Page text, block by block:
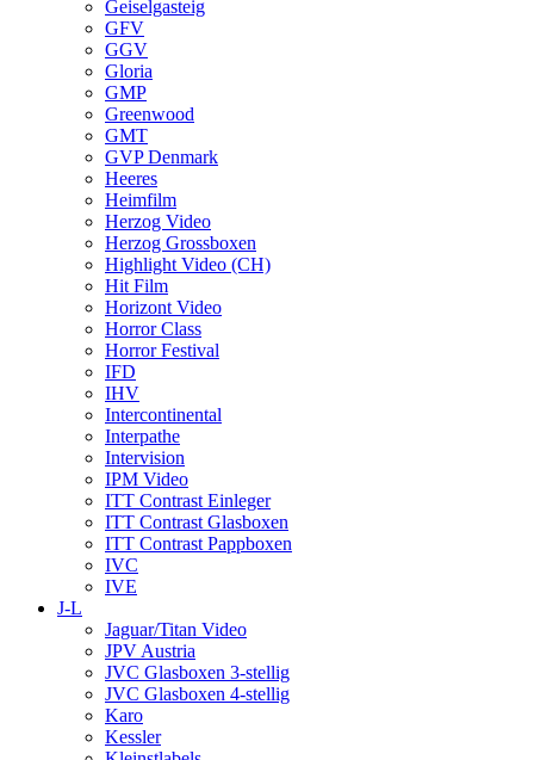
Geiselgasteig
GFV
GGV
Gloria
GMP
Greenwood
GMT
GVP Denmark
Heeres
Heimfilm
Herzog Video
Herzog Grossboxen
Highlight Video (CH)
Hit Film
Horizont Video
Horror Class
Horror Festival
IFD
IHV
Intercontinental
Interpathe
Intervision
IPM Video
ITT Contrast Einleger
ITT Contrast Glasboxen
ITT Contrast Pappboxen
IVC
IVE
J-L
Jaguar/Titan Video
JPV Austria
JVC Glasboxen 3-stellig
JVC Glasboxen 4-stellig
Karo
Kessler